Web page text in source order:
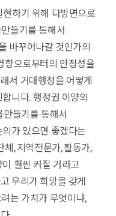
현하기 위해 다방면으로
들기를 통해서
바꾸어나갈 것인가의
향으로부터의 안정성을
서 거대행정을 어떻게
니다. 행정권 이양의
들기를 통해서
가 있으면 좋겠다는
, 지역전문가, 활동가,
훨씬 커질 거라고
우리가 희망을 갖게
는 가치가 무엇이냐,